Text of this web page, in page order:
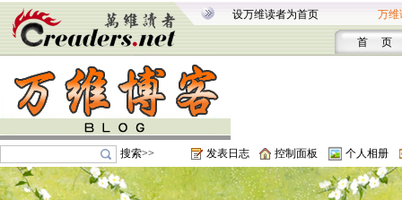
设万维读者为首页 万维
首 页
搜索>> 发表日志 控制面板 个人相册